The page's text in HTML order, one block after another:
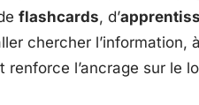
flashcards, d’
chercher l’information,
renforce l’ancrage sur le